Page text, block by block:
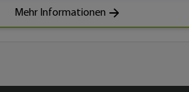
Mehr Informationen